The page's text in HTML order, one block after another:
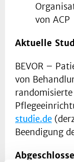
von ACP
Aktuelle
BEVOR –
von
studie.de
Beendigung